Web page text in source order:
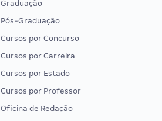
Graduação
Pós-Graduação
Cursos por Concurso
Cursos por Carreira
Cursos por Estado
Cursos por Professor
Oficina de Redação